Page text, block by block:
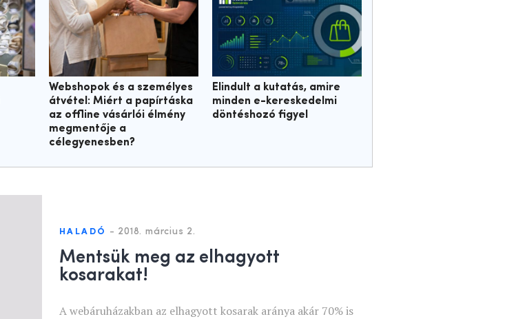
Webshopok és a személyes
átvétel: Miért a papírtáska
az offline vásárlói élmény
megmentője a
célegyenesben?
Elindult a kutatás, amire
minden e-kereskedelmi
döntéshozó figyel
HALADÓ - 2018. március 2.
Mentsük meg az elhagyott
kosarakat!
A webáruházakban az elhagyott kosarak aránya akár 70% is